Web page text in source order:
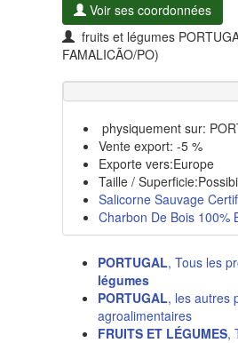
Voir ses coordonnées
fruits et légumes
FAMALICÃO/PO)
physiquement sur:
Vente export: -5 %
Exporte vers:Europe
Taille /
Salicorne Sauvage
Charbon De Bois 100%
PORTUGAL, Tous les
légumes
PORTUGAL, les autres
agroalimentaires
FRUITS ET LÉGUMES,